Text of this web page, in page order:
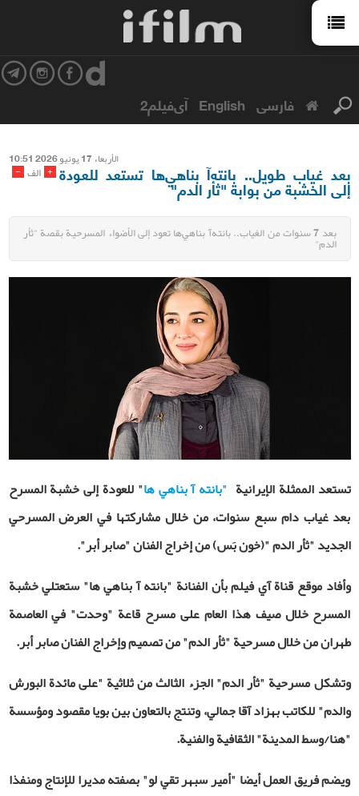
فارسی English آی‌فیلم2
الأربعاء 17 یونیو 2026 10:51
- الف + بعد غياب طويل.. بانته‌آ بناهي‌ها تستعد للعودة
إلى الخشبة من بوابة "ثأر الدم"
بعد 7 سنوات من الغياب.. بانته‌آ بناهي‌ها تعود إلى الأضواء المسرحية بقصة "ثأر
الدم"
تستعد الممثلة الإيرانية "بانته آ بناهي ها"للعودة إلى خشبة المسرح
بعد غياب دام سبع سنوات، من خلال مشاركتها في العرض المسرحي
الجديد "ثأر الدم"(خون‌بَس)من إخراج الفنان "صابر أبر".
وأفاد موقع قناة آي فيلم بأن الفنانة "بانته ‌آ بناهي ‌ها" ستعتلي خشبة
المسرح خلال صيف هذا العام على مسرح قاعة "وحدت" في العاصمة
طهران من خلالمسرحية"ثأر الدم" من تصميم وإخراج الفنان صابر أبر.
وتشكل مسرحية "ثأر الدم"الجزء الثالث من ثلاثية "على مائدة البورش
والدم" للكاتب بهزاد آقا جمالي، وتنتج بالتعاون بين بويا مقصود ومؤسسة
"هنا/وسط المدينة" الثقافية والفنية.
ويضم فريق العمل أيضا "أمير سبهر تقي لو" بصفته مديرا للإنتاج ومنفذا